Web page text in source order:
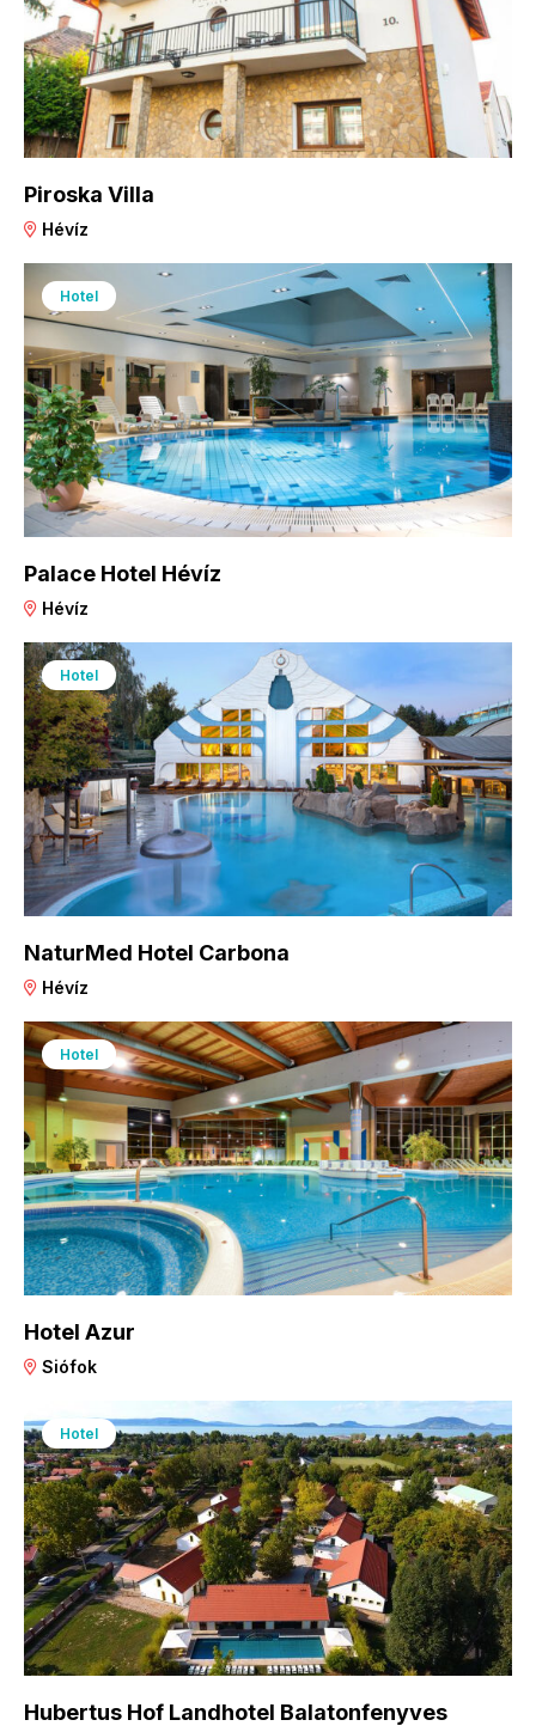
Piroska Villa
Hévíz
Hotel
Palace Hotel Hévíz
Hévíz
Hotel
NaturMed Hotel Carbona
Hévíz
Hotel
Hotel Azur
Siófok
Hotel
Hubertus Hof Landhotel Balatonfenyves